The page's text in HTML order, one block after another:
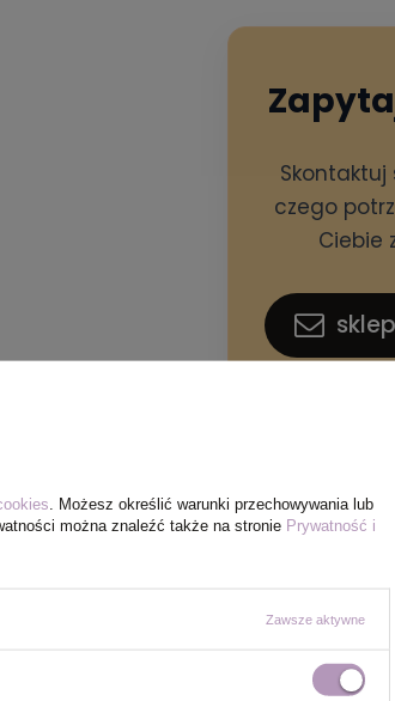
Skontaktuj
czego
Ciebie
. Możesz określić warunki przechowywania lub
można znaleźć także na stronie Prywatność i
Zawsze aktywne